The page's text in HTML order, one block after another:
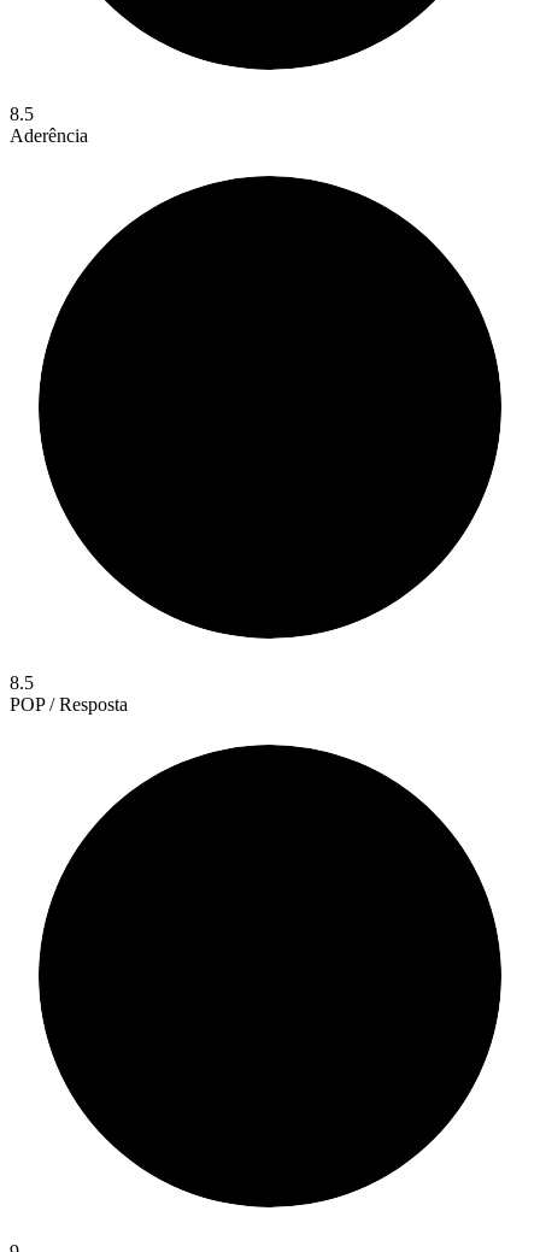
8.5
Aderência
8.5
POP / Resposta